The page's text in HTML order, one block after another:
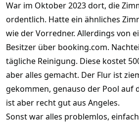
n
(
e
)
War im Oktober 2023 dort, die
ordentlich. Hatte ein ähnliches
wie der Vorredner. Allerdings von
Besitzer über booking.com.
tägliche Reinigung. Diese kostet
aber alles gemacht. Der Flur ist
gekommen, genauso der Pool auf
ist aber recht gut aus Angeles.
Sonst war alles problemlos,